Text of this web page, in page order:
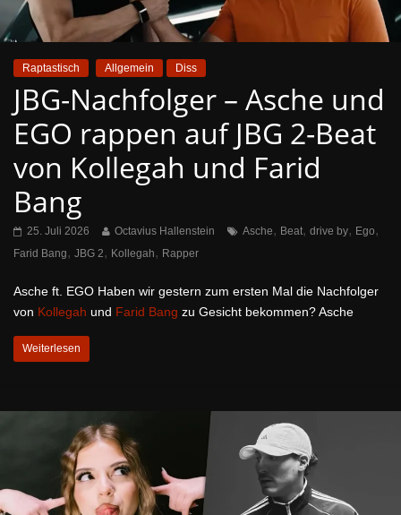
Raptastisch Allgemein Diss
JBG-Nachfolger – Asche und
EGO rappen auf JBG 2-Beat
von Kollegah und Farid
Bang
25. Juli 2026 Octavius Hallenstein Asche, Beat, drive by, Ego,
Farid Bang, JBG 2, Kollegah, Rapper
Asche ft. EGO Haben wir gestern zum ersten Mal die Nachfolger
von Kollegah und Farid Bang zu Gesicht bekommen? Asche
Weiterlesen